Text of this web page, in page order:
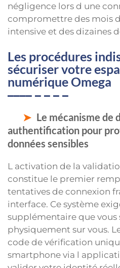
négligence lors d une
compromettre des mois
intensive et des dizaines
Les procédures
sécuriser votre
numérique Omega
Le mécanisme de
authentification pour
données sensibles
L activation de la
constitue le premier
tentatives de connexion
interface. Ce système
supplémentaire que vous
physiquement sur vous.
code de vérification
smartphone via l